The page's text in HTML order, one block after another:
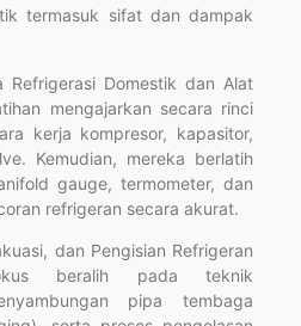
termasuk sifat dan dampak
Refrigerasi Domestik dan Alat
mengajarkan secara rinci
kerja kompresor, kapasitor,
Kemudian, mereka berlatih
gauge, termometer, dan
refrigeran secara akurat.
dan Pengisian Refrigeran
beralih pada teknik
pipa tembaga